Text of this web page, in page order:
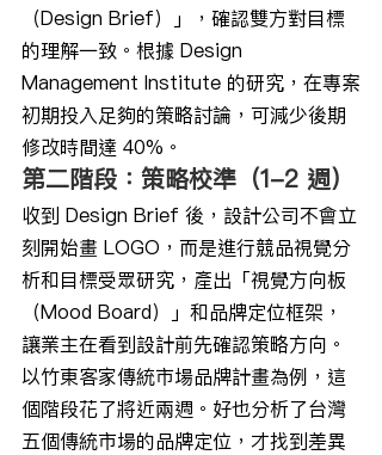
（Design Brief）」，確認雙方對目標
的理解一致。根據 Design
Management Institute 的研究，在專案
初期投入足夠的策略討論，可減少後期
修改時間達 40%。
第二階段：策略校準（1-2 週）
收到 Design Brief 後，設計公司不會立
刻開始畫 LOGO，而是進行競品視覺分
析和目標受眾研究，產出「視覺方向板
（Mood Board）」和品牌定位框架，
讓業主在看到設計前先確認策略方向。
以竹東客家傳統市場品牌計畫為例，這
個階段花了將近兩週。好也分析了台灣
五個傳統市場的品牌定位，才找到差異